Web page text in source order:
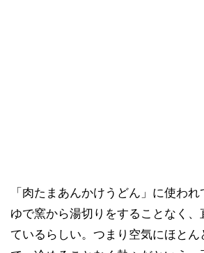
「肉たまあんかけうどん」に使われ
ゆで窯から湯切りをすることなく
ているらしい。つまり空気にほと